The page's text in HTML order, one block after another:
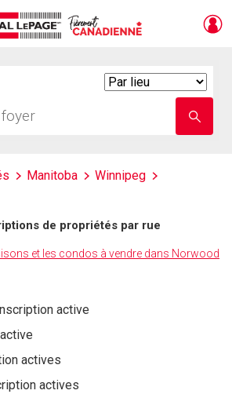
nom
Manitoba
Winnipeg
de propriétés par rue
et les condos à vendre dans Norwood
active
actives
actives